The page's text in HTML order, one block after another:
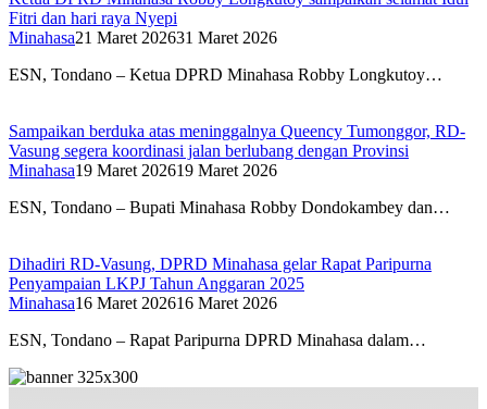
Fitri dan hari raya Nyepi
Minahasa21 Maret 202631 Maret 2026
ESN, Tondano – Ketua DPRD Minahasa Robby Longkutoy…
Sampaikan berduka atas meninggalnya Queency Tumonggor, RD-
Vasung segera koordinasi jalan berlubang dengan Provinsi
Minahasa19 Maret 202619 Maret 2026
ESN, Tondano – Bupati Minahasa Robby Dondokambey dan…
Dihadiri RD-Vasung, DPRD Minahasa gelar Rapat Paripurna
Penyampaian LKPJ Tahun Anggaran 2025
Minahasa16 Maret 202616 Maret 2026
ESN, Tondano – Rapat Paripurna DPRD Minahasa dalam…